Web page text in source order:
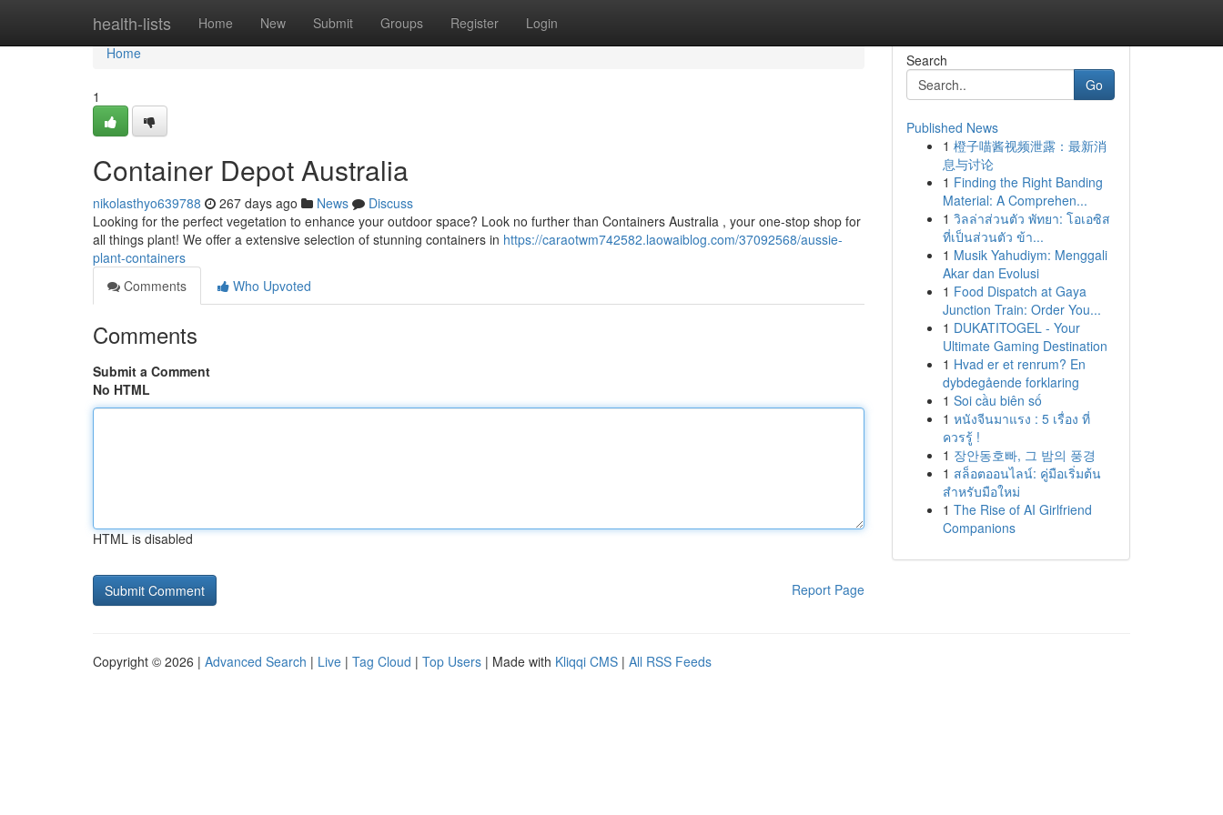
health-lists Home New Submit Groups Register Login
Home
Home
1
Container Depot Australia
nikolasthyo639788 267 days ago News
Discuss
Looking for the perfect vegetation to enhance your outdoor space? Look no further than Containers Australia , your one-stop shop for
all things plant! We offer a extensive selection of stunning containers in https://caraotwm742582.laowaiblog.com/37092568/aussie-
plant-containers
Comments
Who Upvoted
Comments
Submit a Comment
No HTML
HTML is disabled
Report Page
Search
Go
Published News
1 橙子喵酱视频泄露：最新消
息与讨论
1 Finding the Right Banding
Material: A Comprehen...
1 วิลล่าส่วนตัว พัทยา: โอเอซิส
ที่เป็นส่วนตัว ข้า...
1 Musik Yahudiym: Menggali
Akar dan Evolusi
1 Food Dispatch at Gaya
Junction Train: Order You...
1 DUKATITOGEL - Your
Ultimate Gaming Destination
1 Hvad er et renrum? En
dybdegående forklaring
1 Soi cầu biên số
1 หนังจีนมาแรง : 5 เรื่อง ที่
ควรรู้ !
1 장안동호빠, 그 밤의 풍경
1 สล็อตออนไลน์: คู่มือเริ่มต้น
สำหรับมือใหม่
1 The Rise of AI Girlfriend
Companions
Copyright © 2026 | Advanced Search | Live | Tag Cloud | Top Users | Made with Kliqqi CMS | All RSS Feeds